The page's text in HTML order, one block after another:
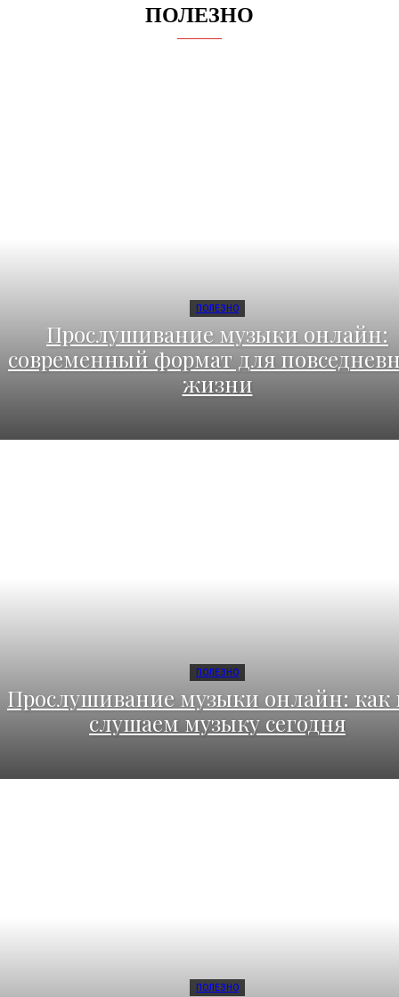
ПОЛЕЗНО
ПОЛЕЗНО
Прослушивание музыки онлайн:
современный формат для
жизни
ПОЛЕЗНО
Прослушивание музыки онлайн:
слушаем музыку сегодня
ПОЛЕЗНО